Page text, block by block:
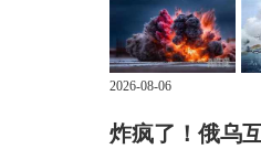
2026-08-06
炸疯了！俄乌